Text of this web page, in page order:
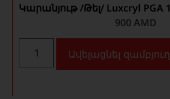
Կարանյութ /Թել/ Luxcryl PGA 1
900 AMD
Ավելացնել զամբյուղ